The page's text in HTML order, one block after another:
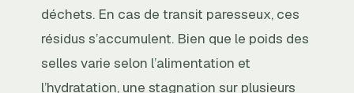
déchets. En cas de transit paresseux, ces
résidus s’accumulent. Bien que le poids des
selles varie selon l’alimentation et
l’hydratation, une stagnation sur plusieurs